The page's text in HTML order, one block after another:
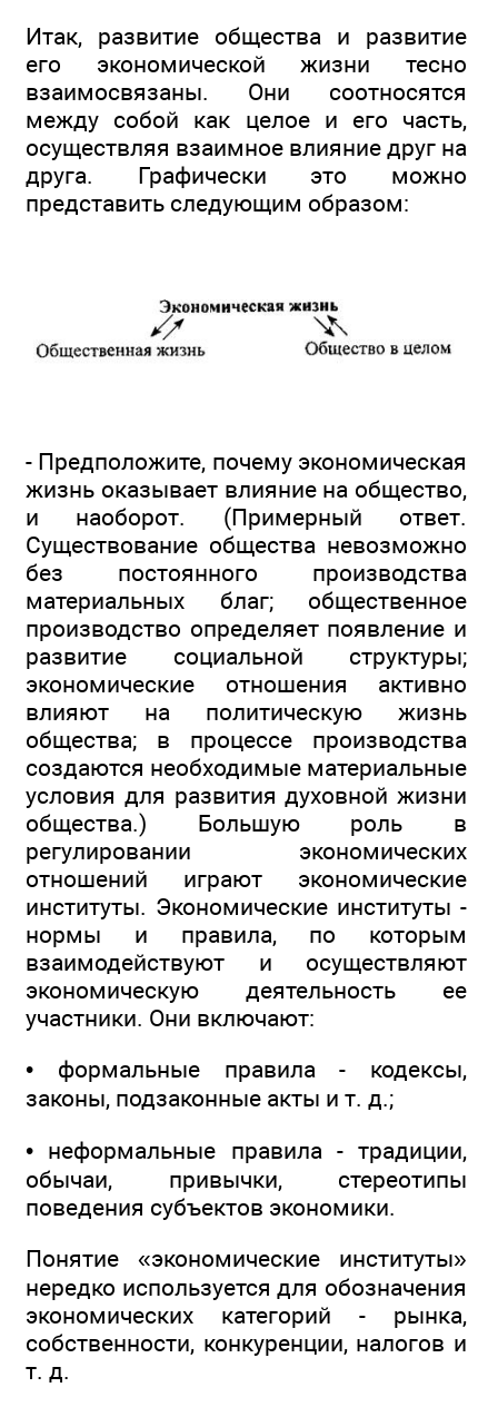
Итак, развитие общества и развитие
его экономической жизни тесно
взаимосвязаны. Они соотносятся
между собой как целое и его часть,
осуществляя взаимное влияние друг на
друга. Графически это можно
представить следующим образом:
- Предположите, почему экономическая
жизнь оказывает влияние на общество,
и наоборот. (Примерный ответ.
Существование общества невозможно
без постоянного производства
материальных благ; общественное
производство определяет появление и
развитие социальной структуры;
экономические отношения активно
влияют на политическую жизнь
общества; в процессе производства
создаются необходимые материальные
условия для развития духовной жизни
общества.) Большую роль в
регулировании экономических
отношений играют экономические
институты. Экономические институты -
нормы и правила, по которым
взаимодействуют и осуществляют
экономическую деятельность ее
участники. Они включают:
• формальные правила - кодексы,
законы, подзаконные акты и т. д.;
• неформальные правила - традиции,
обычаи, привычки, стереотипы
поведения субъектов экономики.
Понятие «экономические институты»
нередко используется для обозначения
экономических категорий - рынка,
собственности, конкуренции, налогов и
т. д.